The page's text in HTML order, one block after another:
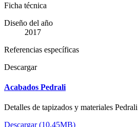
Ficha técnica
Diseño del año
2017
Referencias específicas
Descargar
Acabados Pedrali
Detalles de tapizados y materiales Pedrali
Descargar (10.45MB)